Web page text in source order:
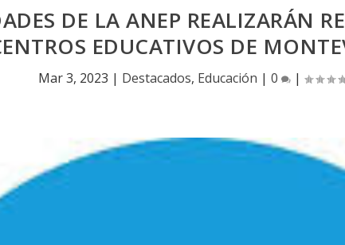
DE LA ANEP REALIZARÁN
EDUCATIVOS DE
Mar 3, 2023 | Destacados, Educación | 0 |